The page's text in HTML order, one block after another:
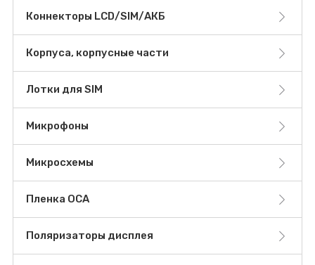
Коннекторы LCD/SIM/АКБ
Корпуса, корпусные части
Лотки для SIM
Микрофоны
Микросхемы
Пленка OCA
Поляризаторы дисплея